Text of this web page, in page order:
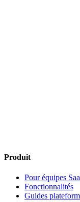
Produit
Pour équipes
Fonctionnalités
Guides